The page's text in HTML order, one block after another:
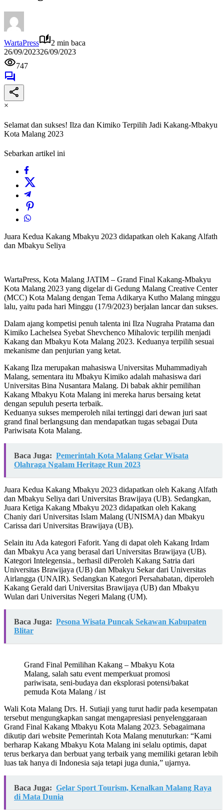
WartaPress
2 min baca
26/09/202326/09/2023
747
×
Selamat dan sukses! Ilza dan Kimiko Terpilih Jadi Kakang-Mbakyu
Kota Malang 2023
Sebarkan artikel ini
Juara Kedua Kakang Mbakyu 2023 didapatkan oleh Kakang Alfath
dan Mbakyu Seliya
WartaPress, Kota Malang JATIM – Grand Final Kakang-Mbakyu
Kota Malang 2023 yang digelar di Gedung Malang Creative Center
(MCC) Kota Malang dengan Tema Adikarya Kutho Malang minggu
lalu, yaitu pada hari Minggu (17/9/2023) berjalan lancar dan sukses.
Dalam ajang kompetisi penuh talenta ini Ilza Nugraha Pratama dan
Kimiko Lachelsea Syebat Shevchenco Mihalovic terpilih menjadi
Kakang dan Mbakyu Kota Malang 2023. Keduanya terpilih sesuai
mekanisme dan penjurian yang ketat.
Kakang Ilza merupakan mahasiswa Universitas Muhammadiyah
Malang, sementara itu Mbakyu Kimiko adalah mahasiswa dari
Universitas Bina Nusantara Malang. Di babak akhir pemilihan
Kakang Mbakyu Kota Malang ini mereka harus bersaing ketat
dengan sepuluh peserta terbaik.
Keduanya sukses memperoleh nilai tertinggi dari dewan juri saat
grand final berlangsung dan mendapatkan tugas sebagai Duta
Pariwisata Kota Malang.
Baca Juga: Pemerintah Kota Malang Gelar Wisata
Olahraga Ngalam Heritage Run 2023
Juara Kedua Kakang Mbakyu 2023 didapatkan oleh Kakang Alfath
dan Mbakyu Seliya dari Universitas Brawijaya (UB). Sedangkan,
Juara Ketiga Kakang Mbakyu 2023 didapatkan oleh Kakang
Chaniy dari Universitas Islam Malang (UNISMA) dan Mbakyu
Carissa dari Universitas Brawijaya (UB).
Selain itu Ada kategori Faforit. Yang di dapat oleh Kakang Irdam
dan Mbakyu Aca yang berasal dari Universitas Brawijaya (UB).
Kategori Intelegensia., berhasil diPeroleh Kakang Satria dari
Universitas Brawijaya (UB) dan Mbakyu Sekar dari Universitas
Airlangga (UNAIR). Sedangkan Kategori Persahabatan, diperoleh
Kakang Gerald dari Universitas Brawijaya (UB) dan Mbakyu
Wulan dari Universitas Negeri Malang (UM).
Baca Juga: Pesona Wisata Puncak Sekawan Kabupaten
Blitar
Grand Final Pemilihan Kakang – Mbakyu Kota
Malang, salah satu event memperkuat promosi
pariwisata, seni-budaya dan eksplorasi potensi/bakat
pemuda Kota Malang / ist
Wali Kota Malang Drs. H. Sutiaji yang turut hadir pada kesempatan
tersebut mengungkapkan sangat mengapresiasi penyelenggaraan
Grand Final Kakang Mbakyu Kota Malang 2023. Sebagaimana
dikutip dari website Pemerintah Kota Malang menuturkan: “Kami
berharap Kakang Mbakyu Kota Malang ini selalu optimis, dapat
terus berkarya dan berbuat yang terbaik yang memiliki getaran lebih
luas tak hanya di Indonesia saja tetapi juga dunia,” ujarnya.
Baca Juga: Gelar Sport Tourism, Kenalkan Malang Raya
di Mata Dunia